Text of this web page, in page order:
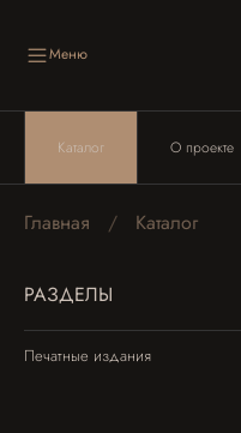
Меню
Каталог О проекте
Главная Каталог
РАЗДЕЛЫ
Печатные издания